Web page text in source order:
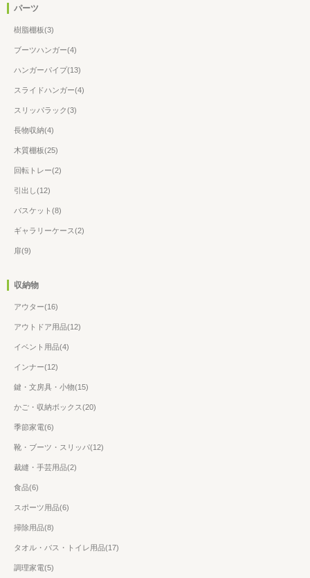
パーツ
樹脂棚板(3)
ブーツハンガー(4)
ハンガーパイプ(13)
スライドハンガー(4)
スリッパラック(3)
長物収納(4)
木質棚板(25)
回転トレー(2)
引出し(12)
バスケット(8)
ギャラリーケース(2)
扉(9)
収納物
アウター(16)
アウトドア用品(12)
イベント用品(4)
インナー(12)
鍵・文房具・小物(15)
かご・収納ボックス(20)
季節家電(6)
靴・ブーツ・スリッパ(12)
裁縫・手芸用品(2)
食品(6)
スポーツ用品(6)
掃除用品(8)
タオル・バス・トイレ用品(17)
調理家電(5)